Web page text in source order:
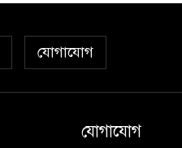
যোগাযোগ
যোগাযোগ